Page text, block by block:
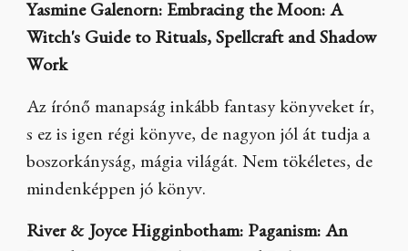
Yasmine Galenorn: Embracing the Moon: A
Witch's Guide to Rituals, Spellcraft and Shadow
Work
Az írónő manapság inkább fantasy könyveket ír,
s ez is igen régi könyve, de nagyon jól át tudja a
boszorkányság, mágia világát. Nem tökéletes, de
mindenképpen jó könyv.
River & Joyce Higginbotham: Paganism: An